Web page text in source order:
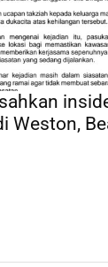
Weston,